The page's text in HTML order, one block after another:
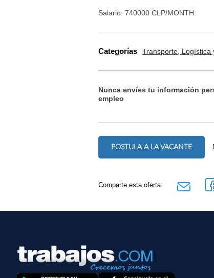
Salario: 740000 CLP/MONTH.
Categorías Transporte, Logística
Nunca envíes tu información
empleo
POSTULA A LA VACANTE
Comparte esta oferta: